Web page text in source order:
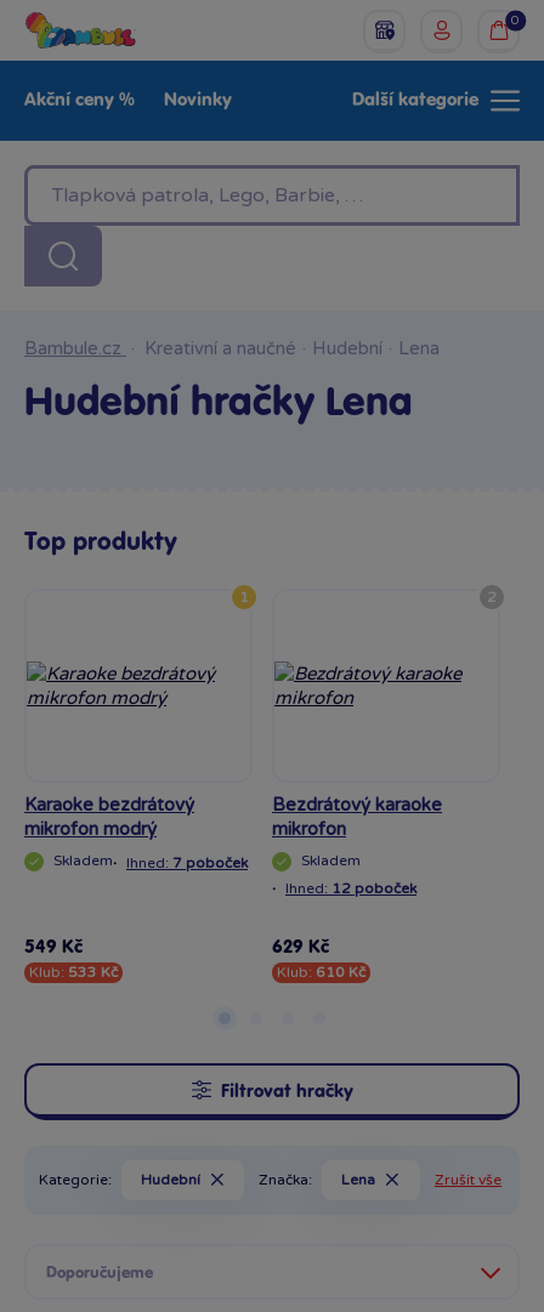
0
Akční ceny % Novinky
LEGO®
Baby Značky
Další kategorie
Bambule.cz · Kreativní a naučné · Hudební · Lena
Hudební hračky Lena
Top produkty
1
Karaoke bezdrátový
mikrofon modrý
Skladem· Ihned: 7 poboček
549 Kč
Klub: 533 Kč
2
Bezdrátový karaoke
mikrofon
Skladem
· Ihned: 12 poboček
629 Kč
Klub: 610 Kč
Filtrovat hračky
Kategorie: Hudební Značka: Lena Zrušit vše